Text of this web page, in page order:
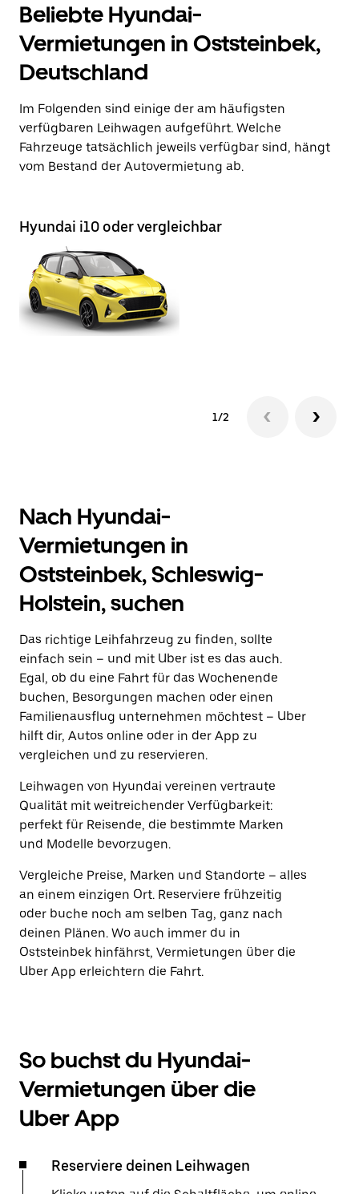
Beliebte Hyundai-
Vermietungen in Oststeinbek,
Deutschland
Im Folgenden sind einige der am häufigsten
verfügbaren Leihwagen aufgeführt. Welche
Fahrzeuge tatsächlich jeweils verfügbar sind, hängt
vom Bestand der Autovermietung ab.
Hyundai i10 oder vergleichbar
1/2
Nach Hyundai-
Vermietungen in
Oststeinbek, Schleswig-
Holstein, suchen
Das richtige Leihfahrzeug zu finden, sollte
einfach sein – und mit Uber ist es das auch.
Egal, ob du eine Fahrt für das Wochenende
buchen, Besorgungen machen oder einen
Familienausflug unternehmen möchtest – Uber
hilft dir, Autos online oder in der App zu
vergleichen und zu reservieren.
Leihwagen von Hyundai vereinen vertraute
Qualität mit weitreichender Verfügbarkeit:
perfekt für Reisende, die bestimmte Marken
und Modelle bevorzugen.
Vergleiche Preise, Marken und Standorte – alles
an einem einzigen Ort. Reserviere frühzeitig
oder buche noch am selben Tag, ganz nach
deinen Plänen. Wo auch immer du in
Oststeinbek hinfährst, Vermietungen über die
Uber App erleichtern die Fahrt.
So buchst du Hyundai-
Vermietungen über die
Uber App
Reserviere deinen Leihwagen